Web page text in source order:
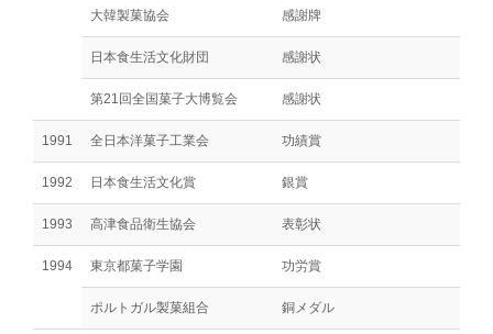
大韓製菓協会 感謝牌
日本食生活文化財団 感謝状
第21回全国菓子大博覧会 感謝状
1991 全日本洋菓子工業会 功績賞
1992 日本食生活文化賞 銀賞
1993 高津食品衛生協会 表彰状
1994 東京都菓子学園 功労賞
ポルトガル製菓組合 銅メダル